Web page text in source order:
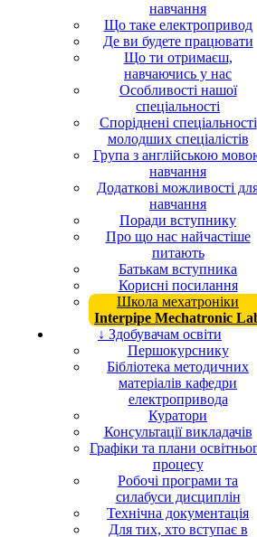
навчання
Що таке електропривод
Де ви будете працювати
Що ти отримаєш,
навчаючись у нас
Особливості нашої
спеціальності
Споріднені спеціальності
молодших спеціалістів
Група з англійською
навчання
Додаткові можливості
навчання
Поради вступнику
Про що нас найчастіше
питають
Батькам вступника
Корисні посилання
Школа мехатроніки
Interpipe Mechatronic
↓ Здобувачам освіти
Першокурснику
Бібліотека методичних
матеріалів кафедри
електропривода
Куратори
Консультації викладачів
Графіки та плани
процесу
Робочі програми та
силабуси дисциплін
Технічна документація
Для тих, хто вступає в